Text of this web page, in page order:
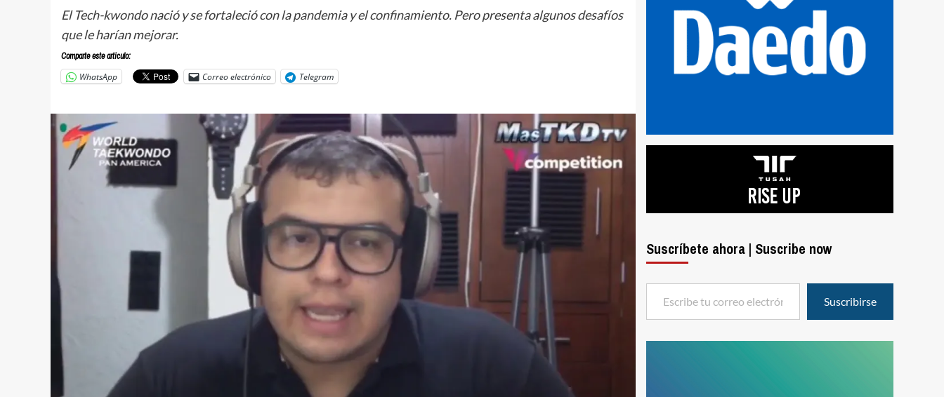
El Tech-kwondo nació y se fortaleció con la pandemia y el confinamiento. Pero presenta algunos desafíos
que le harían mejorar.
Comparte este articulo:
WhatsApp Correo electrónico Telegram
Suscríbete ahora | Suscribe now
Escribe tu correo electrónico…
Suscribirse